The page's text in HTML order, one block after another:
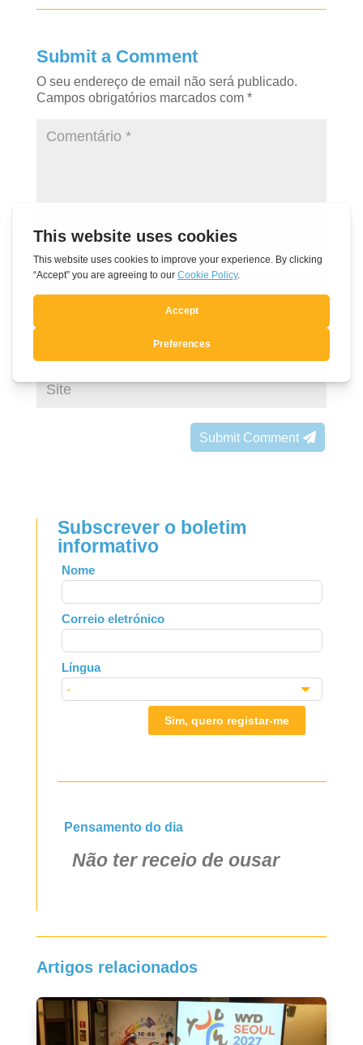
Submit a Comment
O seu endereço de email não será publicado.
Campos obrigatórios marcados com *
Submit Comment
Subscrever o boletim
informativo
Leave
this
field
blank
Nome
Correio eletrónico
Língua
Sim, quero registar-me
Pensamento do dia
Não ter receio de ousar
Artigos relacionados